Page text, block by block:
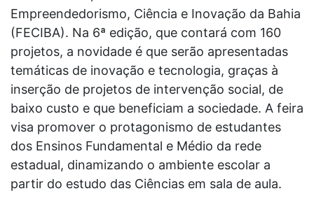
Empreendedorismo, Ciência e Inovação da Bahia
(FECIBA). Na 6ª edição, que contará com 160
projetos, a novidade é que serão apresentadas
temáticas de inovação e tecnologia, graças à
inserção de projetos de intervenção social, de
baixo custo e que beneficiam a sociedade. A feira
visa promover o protagonismo de estudantes
dos Ensinos Fundamental e Médio da rede
estadual, dinamizando o ambiente escolar a
partir do estudo das Ciências em sala de aula.